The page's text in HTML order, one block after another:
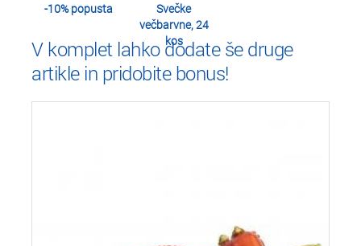
-10% popusta
Svečke
večbarvne, 24
kos
V komplet lahko dodate še druge
artikle in pridobite bonus!